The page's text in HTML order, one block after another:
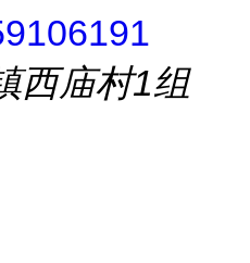
西庙村1组